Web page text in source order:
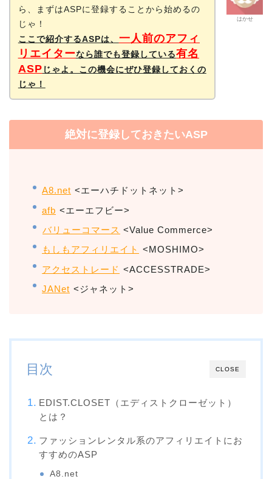
はかせ
ら、まずはASPに登録することから始めるの
じゃ！
ここで紹介するASPは、 一人前のアフィ
リエイターなら誰でも登録している有名
ASP じゃよ。この機会にぜひ登録しておくの
じゃ！
絶対に登録しておきたいASP
A8.net <エーハチドットネット>
afb <エーエフビー>
バリューコマース <Value Commerce>
もしもアフィリエイト <MOSHIMO>
アクセストレード <ACCESSTRADE>
JANet <ジャネット>
CLOSE
目次
EDIST.CLOSET（エディストクローゼット）
とは？
ファッションレンタル系のアフィリエイトにお
すすめのASP
A8.net